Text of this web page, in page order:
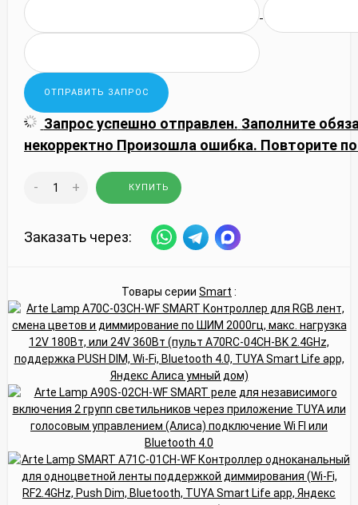
Запрос успешно отправлен. Заполните
некорректно Произошла ошибка. Повторите
- + КУПИТЬ
Заказать через:
Товары серии Smart :